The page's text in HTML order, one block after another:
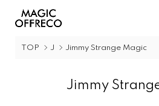
TOP J Jimmy Strange Magic
Jimmy